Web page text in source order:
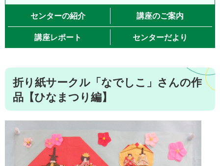
センターの紹介 講座のご案内
講座レポート センターだより
折り紙サークル「なでしこ」さんの作
品【ひなまつり編】